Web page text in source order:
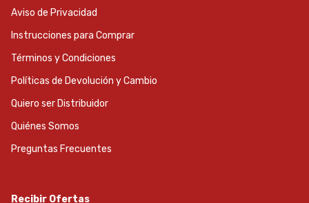
Aviso de Privacidad
Instrucciones para Comprar
Términos y Condiciones
Políticas de Devolución y Cambio
Quiero ser Distribuidor
Quiénes Somos
Preguntas Frecuentes
Recibir Ofertas